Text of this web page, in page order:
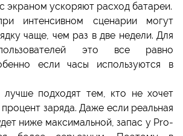
экраном ускоряют расход батареи.
интенсивном сценарии могут
чаще, чем раз в две недели. Для
это все равно
если часы используются в
подходят тем, кто не хочет
заряда. Даже если реальная
ниже максимальной, запас у Pro-